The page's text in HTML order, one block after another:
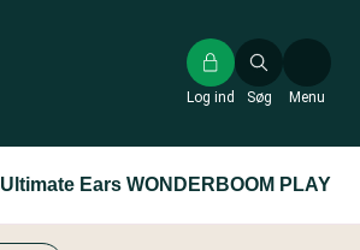
Søg
Log ind Menu
Ultimate Ears WONDERBOOM PLAY